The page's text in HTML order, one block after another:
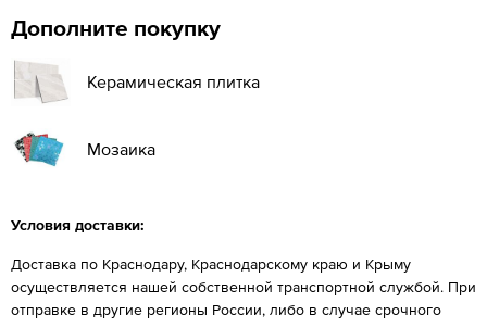
Дополните покупку
Керамическая плитка
Мозаика
Условия доставки:
Доставка по Краснодару, Краснодарскому краю и Крыму
осуществляется нашей собственной транспортной службой. При
отправке в другие регионы России, либо в случае срочного